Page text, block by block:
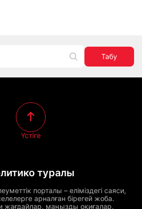
Табу
туралы
порталы – еліміздегі саяси,
арналған бірегей жоба.
жағдайлар, маңызды оқиғалар,
Үстіге